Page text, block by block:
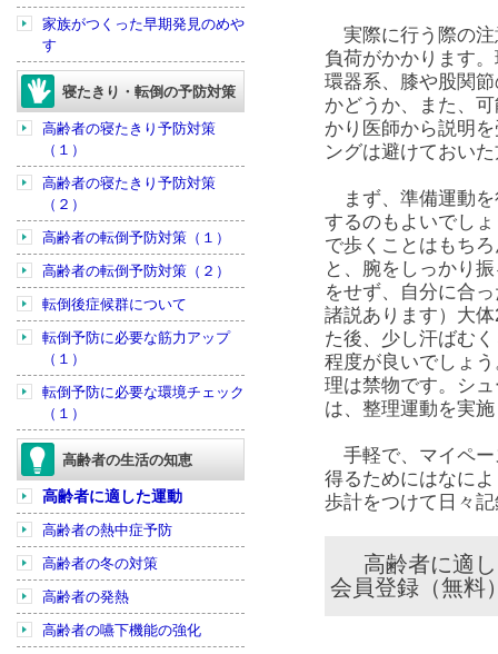
家族がつくった早期発見のめや
す
寝たきり・転倒の予防対策
高齢者の寝たきり予防対策
（１）
高齢者の寝たきり予防対策
（２）
高齢者の転倒予防対策（１）
高齢者の転倒予防対策（２）
転倒後症候群について
転倒予防に必要な筋力アップ
（１）
転倒予防に必要な環境チェック
（１）
高齢者の生活の知恵
高齢者に適した運動
高齢者の熱中症予防
高齢者の冬の対策
高齢者の発熱
高齢者の嚥下機能の強化
実際に行う際の注
負荷がかかります
環器系、膝や股関
かどうか、また、
かり医師から説明
ングは避けておい
まず、準備運動を
するのもよいでし
で歩くことはもち
と、腕をしっかり
をせず、自分に合
諸説あります）大
た後、少し汗ばむ
程度が良いでしょ
理は禁物です。シ
は、整理運動を実
手軽で、マイペー
得るためにはなに
歩計をつけて日々
高齢者に適
会員登録（無料